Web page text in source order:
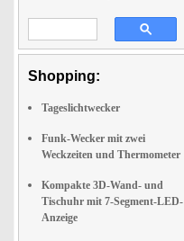
Shopping:
Tageslichtwecker
Funk-Wecker mit zwei
Weckzeiten und Thermometer
Kompakte 3D-Wand- und
Tischuhr mit 7-Segment-LED-
Anzeige